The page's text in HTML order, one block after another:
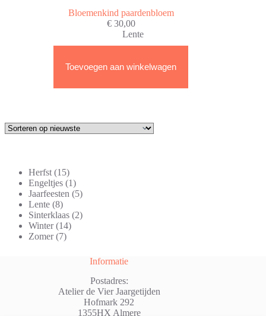
Bloemenkind paardenbloem
€30,00
Lente
Toevoegen aan winkelwagen
Herfst 1515
producten
Engeltjes 11
product
Jaarfeesten 55
Lente 88
producten
Sinterklaas 22
Winter 1414
Zomer 77
Informatie
Postadres:
Atelier de Vier Jaargetijden
Hofmark 292
1355HX Almere